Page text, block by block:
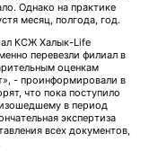
Однако на практике
месяц, полгода, год.
КСЖ Халык-Life
перевезли филиал в
оценкам
- проинформировали в
что пока поступило
в период
экспертиза
всех документов,